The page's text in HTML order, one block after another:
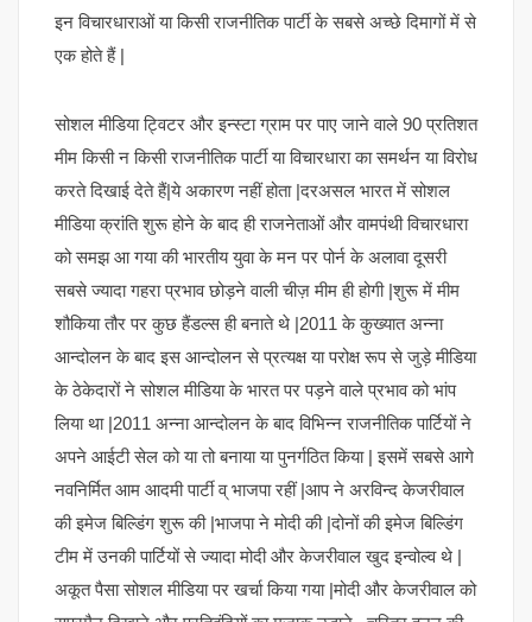
इन विचारधाराओं या किसी राजनीतिक पार्टी के सबसे अच्छे दिमागों में से
एक होते हैं |
सोशल मीडिया ट्विटर और इन्स्टा ग्राम पर पाए जाने वाले 90 प्रतिशत
मीम किसी न किसी राजनीतिक पार्टी या विचारधारा का समर्थन या विरोध
करते दिखाई देते हैं|ये अकारण नहीं होता |दरअसल भारत में सोशल
मीडिया क्रांति शुरू होने के बाद ही राजनेताओं और वामपंथी विचारधारा
को समझ आ गया की भारतीय युवा के मन पर पोर्न के अलावा दूसरी
सबसे ज्यादा गहरा प्रभाव छोड़ने वाली चीज़ मीम ही होगी |शुरू में मीम
शौकिया तौर पर कुछ हैंडल्स ही बनाते थे |2011 के कुख्यात अन्ना
आन्दोलन के बाद इस आन्दोलन से प्रत्यक्ष या परोक्ष रूप से जुड़े मीडिया
के ठेकेदारों ने सोशल मीडिया के भारत पर पड़ने वाले प्रभाव को भांप
लिया था |2011 अन्ना आन्दोलन के बाद विभिन्न राजनीतिक पार्टियों ने
अपने आईटी सेल को या तो बनाया या पुनर्गठित किया | इसमें सबसे आगे
नवनिर्मित आम आदमी पार्टी व् भाजपा रहीं |आप ने अरविन्द केजरीवाल
की इमेज बिल्डिंग शुरू की |भाजपा ने मोदी की |दोनों की इमेज बिल्डिंग
टीम में उनकी पार्टियों से ज्यादा मोदी और केजरीवाल खुद इन्वोल्व थे |
अकूत पैसा सोशल मीडिया पर खर्चा किया गया |मोदी और केजरीवाल को